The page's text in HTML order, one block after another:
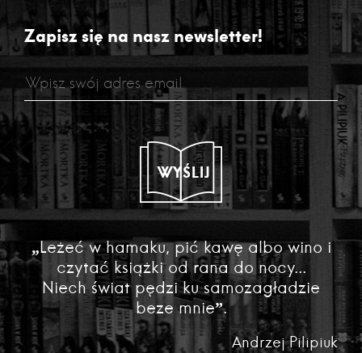
Zapisz się na nasz newsletter!
WYŚLIJ
„Leżeć w hamaku, pić kawę albo wino i
czytać książki od rana do nocy...
Niech świat pędzi ku samozagładzie
beze mnie”.
Andrzej Pilipiuk